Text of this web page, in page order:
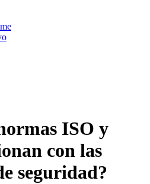
ISO y
con las
seguridad?